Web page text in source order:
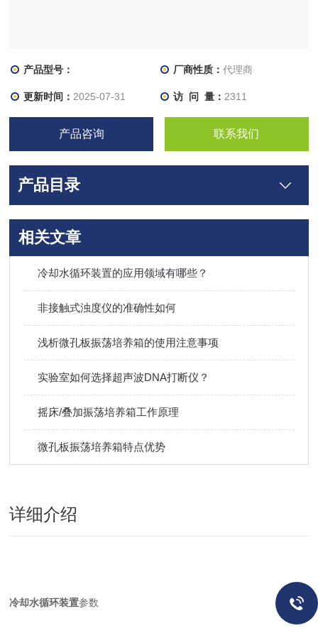
产品型号： 厂商性质： 代理商
更新时间： 2025-07-31 访 问 量： 2311
产品咨询 联系我们
产品目录
相关文章
冷却水循环装置的应用领域有哪些？
非接触式浊度仪的准确性如何
浅析微孔板振荡培养箱的使用注意事项
实验室如何选择超声波DNA打断仪？
摇床/叠加振荡培养箱工作原理
微孔板振荡培养箱特点优势
详细介绍
冷却水循环装置参数